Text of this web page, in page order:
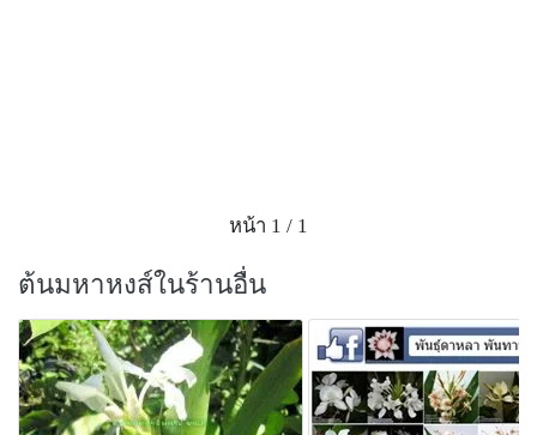
หน้า 1 / 1
ต้นมหาหงส์ในร้านอื่น